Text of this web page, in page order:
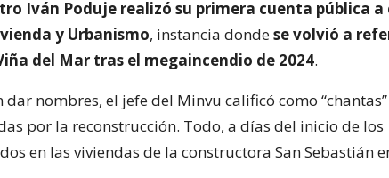
Iván Poduje realizó su primera cuenta pública a
y Urbanismo, instancia dondese volvió a
del Mar tras el megaincendio de 2024.
dar nombres, el jefe del Minvu calificó como
por la reconstrucción. Todo, a días del inicio de los
en las viviendas de la constructora San Sebastián